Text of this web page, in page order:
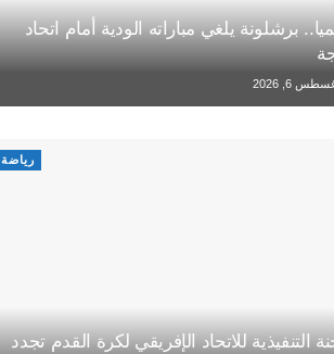
برشلونة يلغي مباراته الودية أمام اتحاد
6, 2026
رياضة
التنفيذية للاتحاد الإفريقي لكرة القدم تجدد